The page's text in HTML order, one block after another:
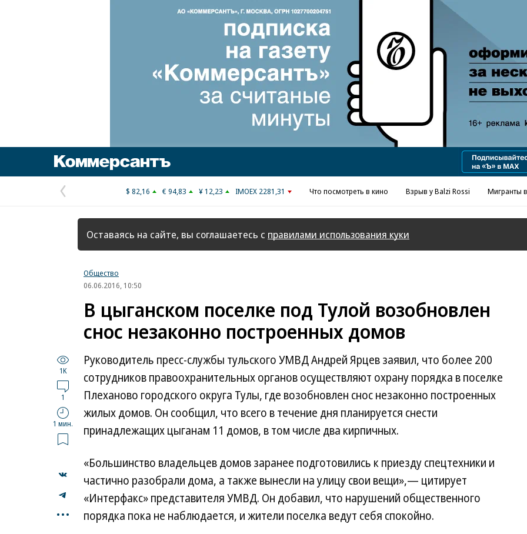
Предыдущая
страница
$ 82,16 € 94,83 ¥ 12,23 IMOEX 2281,31 Что посмотреть в кино Взрыв у Balzi Rossi Мигранты
Оставаясь на сайте, вы соглашаетесь с правилами использования куки
Общество
06.06.2016, 10:50
В цыганском поселке под Тулой возобновлен
снос незаконно построенных домов
1K
1
1 мин.
...
Руководитель пресс-службы тульского УМВД Андрей Ярцев заявил, что более 200
сотрудников правоохранительных органов осуществляют охрану порядка в поселке
Плеханово городского округа Тулы, где возобновлен снос незаконно построенных
жилых домов. Он сообщил, что всего в течение дня планируется снести
принадлежащих цыганам 11 домов, в том числе два кирпичных.
«Большинство владельцев домов заранее подготовились к приезду спецтехники и
частично разобрали дома, а также вынесли на улицу свои вещи»,— цитирует
«Интерфакс» представителя УМВД. Он добавил, что нарушений общественного
порядка пока не наблюдается, и жители поселка ведут себя спокойно.